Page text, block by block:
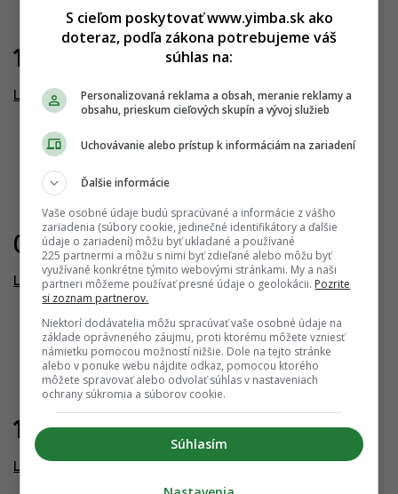
19.04.2024
Lofty Kominárska
01.11.2023
Lofty Kominárska
15.06.2019
Lofty Kominárska
S cieľom poskytovať www.yimba.sk ako
doteraz, podľa zákona potrebujeme váš
súhlas na:
Personalizovaná reklama a obsah, meranie reklamy a
obsahu, prieskum cieľových skupín a vývoj služieb
Uchovávanie alebo prístup k informáciám na zariadení
Ďalšie informácie
Vaše osobné údaje budú spracúvané a informácie z vášho
zariadenia (súbory cookie, jedinečné identifikátory a ďalšie
údaje o zariadení) môžu byť ukladané a používané
225 partnermi a môžu s nimi byť zdieľané alebo môžu byť
využívané konkrétne týmito webovými stránkami. My a naši
partneri môžeme používať presné údaje o geolokácii. Pozrite
si zoznam partnerov.
Niektorí dodávatelia môžu spracúvať vaše osobné údaje na
základe oprávneného záujmu, proti ktorému môžete vzniesť
námietku pomocou možností nižšie. Dole na tejto stránke
alebo v ponuke webu nájdite odkaz, pomocou ktorého
môžete spravovať alebo odvolať súhlas v nastaveniach
ochrany súkromia a súborov cookie.
Súhlasím